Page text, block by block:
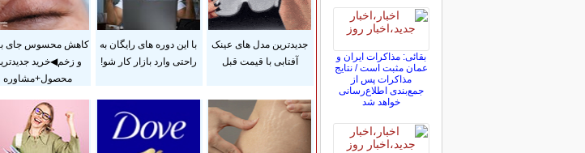
جدیدترین مدل های عینک
آفتابی با قیمت قبل
با این دوره های رایگان به
راحتی وارد بازار کار شو!
کاهش محسوس جای
و زخم◀خرید
محصول+مشاوره
بقائی: مذاکرات ایران و
عمان مثبت است / نتایج
مذاکرات پس از
جمع‌بندی اطلاع‌رسانی
خواهد شد